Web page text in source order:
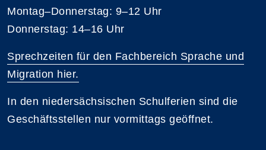
Montag–Donnerstag: 9–12 Uhr
Donnerstag: 14–16 Uhr
Sprechzeiten für den Fachbereich Sprache und
Migration hier.
In den niedersächsischen Schulferien sind die
Geschäftsstellen nur vormittags geöffnet.